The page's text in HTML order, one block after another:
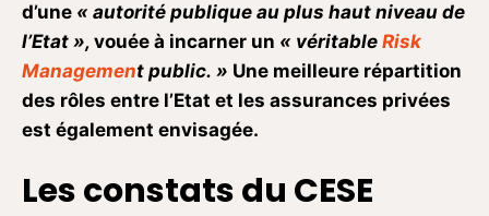
d’une « autorité publique au plus haut niveau de
l’Etat », vouée à incarner un « véritable Risk
Management public. » Une meilleure répartition
des rôles entre l’Etat et les assurances privées
est également envisagée.
Les constats du CESE